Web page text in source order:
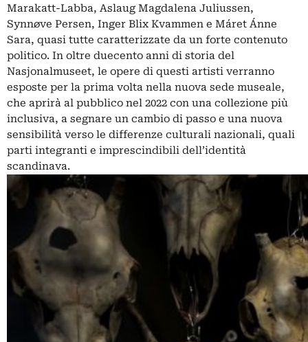
Marakatt-Labba, Aslaug Magdalena Juliussen,
Synnøve Persen, Inger Blix Kvammen e Máret Ánne
Sara, quasi tutte caratterizzate da un forte contenuto
politico. In oltre duecento anni di storia del
Nasjonalmuseet, le opere di questi artisti verranno
esposte per la prima volta nella nuova sede museale,
che aprirà al pubblico nel 2022 con una collezione più
inclusiva, a segnare un cambio di passo e una nuova
sensibilità verso le differenze culturali nazionali, quali
parti integranti e imprescindibili dell’identità
scandinava.